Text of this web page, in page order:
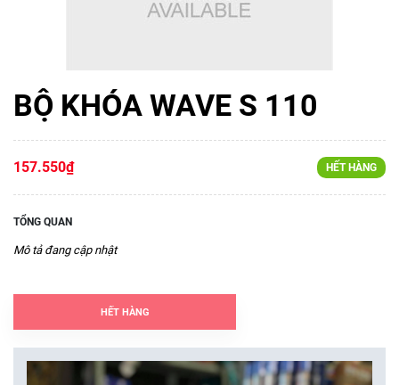
BỘ KHÓA WAVE S 110
157.550₫ HẾT HÀNG
TỔNG QUAN
Mô tả đang cập nhật
HẾT HÀNG